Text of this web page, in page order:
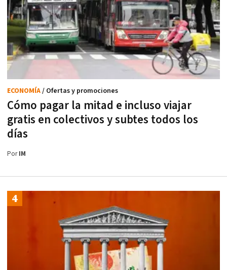
Cómo pagar la mitad e incluso viajar
gratis en colectivos y subtes todos los
días
ECONOMÍA/ Ofertas y promociones
PorIM